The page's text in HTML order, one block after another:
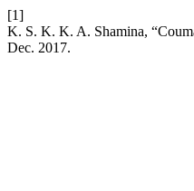
[1]
K. S. K. K. A. Shamina,
Dec. 2017.